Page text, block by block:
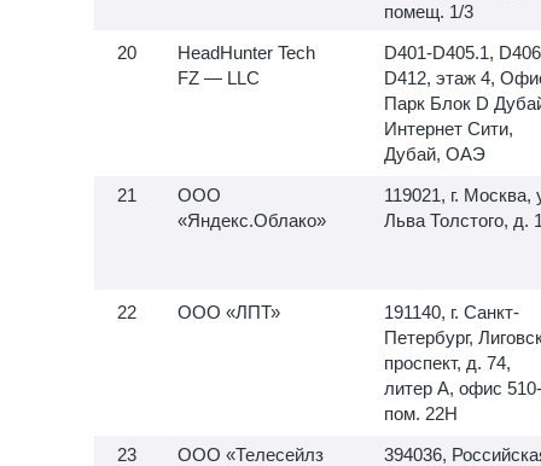
помещ. 1/3
HeadHunter Tech
FZ — LLC
D401-D405.1,
D412, этаж 4,
Парк Блок D
Интернет Сити,
Дубай, ОАЭ
ООО
«Яндекс.Облако»
119021, г. Москва,
Льва Толстого, д.
ООО «ЛПТ»
191140, г. Санкт-
Петербург,
проспект, д. 74,
литер А, офис
пом. 22Н
ООО «Телесейлз
394036,